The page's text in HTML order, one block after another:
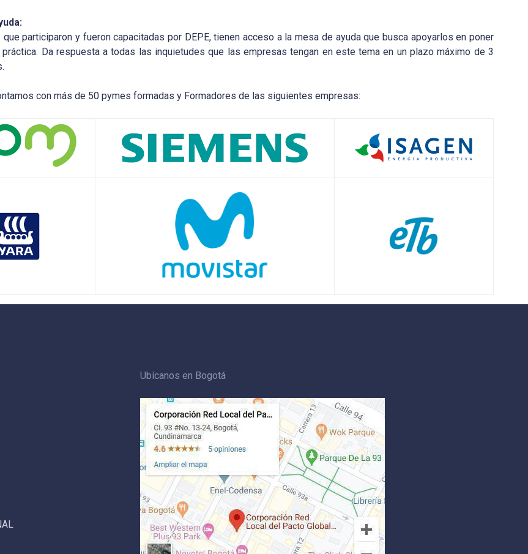
participaron y fueron capacitadas por DEPE, tienen acceso a la mesa de ayuda que busca apoyarlos en poner
Da respuesta a todas las inquietudes que las empresas tengan en este tema en un plazo máximo de 3
con más de 50 pymes formadas y Formadores de las siguientes empresas:
Ubícanos en Bogotá